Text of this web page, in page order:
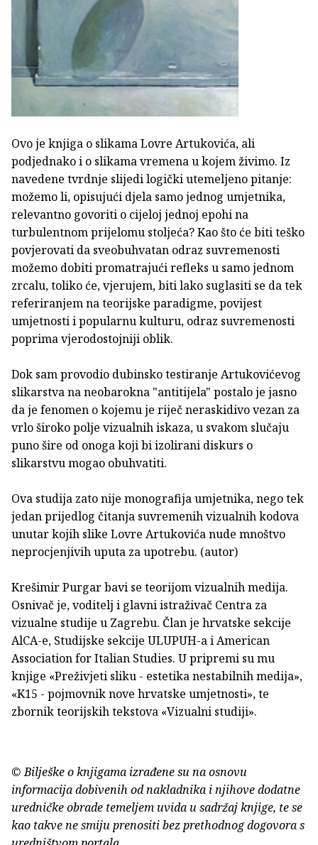
Ovo je knjiga o slikama Lovre Artukovića, ali
podjednako i o slikama vremena u kojem živimo. Iz
navedene tvrdnje slijedi logički utemeljeno pitanje:
možemo li, opisujući djela samo jednog umjetnika,
relevantno govoriti o cijeloj jednoj epohi na
turbulentnom prijelomu stoljeća? Kao što će biti teško
povjerovati da sveobuhvatan odraz suvremenosti
možemo dobiti promatrajući refleks u samo jednom
zrcalu, toliko će, vjerujem, biti lako suglasiti se da tek
referiranjem na teorijske paradigme, povijest
umjetnosti i popularnu kulturu, odraz suvremenosti
poprima vjerodostojniji oblik.
Dok sam provodio dubinsko testiranje Artukovićevog
slikarstva na neobarokna "antitijela" postalo je jasno
da je fenomen o kojemu je riječ neraskidivo vezan za
vrlo široko polje vizualnih iskaza, u svakom slučaju
puno šire od onoga koji bi izolirani diskurs o
slikarstvu mogao obuhvatiti.
Ova studija zato nije monografija umjetnika, nego tek
jedan prijedlog čitanja suvremenih vizualnih kodova
unutar kojih slike Lovre Artukovića nude mnoštvo
neprocjenjivih uputa za upotrebu. (autor)
Krešimir Purgar bavi se teorijom vizualnih medija.
Osnivač je, voditelj i glavni istraživač Centra za
vizualne studije u Zagrebu. Član je hrvatske sekcije
AlCA-e, Studijske sekcije ULUPUH-a i American
Association for Italian Studies. U pripremi su mu
knjige «Preživjeti sliku - estetika nestabilnih medija»,
«K15 - pojmovnik nove hrvatske umjetnosti», te
zbornik teorijskih tekstova «Vizualni studiji».
© Bilješke o knjigama izrađene su na osnovu
informacija dobivenih od nakladnika i njihove dodatne
uredničke obrade temeljem uvida u sadržaj knjige, te se
kao takve ne smiju prenositi bez prethodnog dogovora s